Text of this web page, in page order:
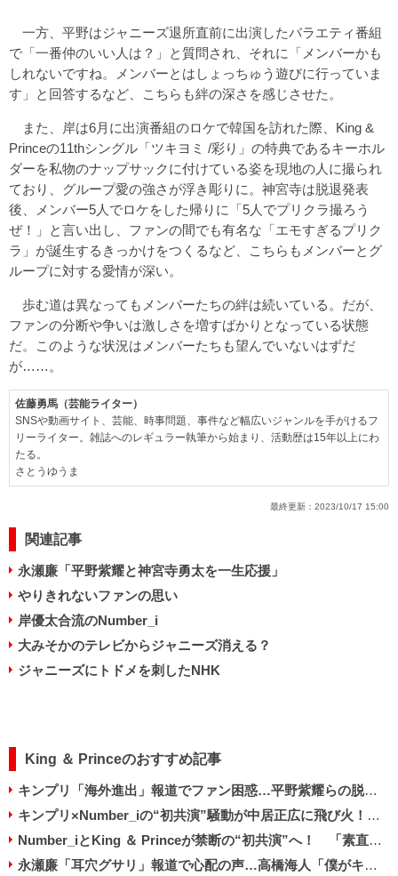
一方、平野はジャニーズ退所直前に出演したバラエティ番組
で「一番仲のいい人は？」と質問され、それに「メンバーかも
しれないですね。メンバーとはしょっちゅう遊びに行っていま
す」と回答するなど、こちらも絆の深さを感じさせた。
また、岸は6月に出演番組のロケで韓国を訪れた際、King &
Princeの11thシングル「ツキヨミ /彩り」の特典であるキーホル
ダーを私物のナップサックに付けている姿を現地の人に撮られ
ており、グループ愛の強さが浮き彫りに。神宮寺は脱退発表
後、メンバー5人でロケをした帰りに「5人でプリクラ撮ろう
ぜ！」と言い出し、ファンの間でも有名な「エモすぎるプリク
ラ」が誕生するきっかけをつくるなど、こちらもメンバーとグ
ループに対する愛情が深い。
歩む道は異なってもメンバーたちの絆は続いている。だが、
ファンの分断や争いは激しさを増すばかりとなっている状態
だ。このような状況はメンバーたちも望んでいないはずだ
が……。
佐藤勇馬（芸能ライター）
SNSや動画サイト、芸能、時事問題、事件など幅広いジャンルを手がけるフ
リーライター。雑誌へのレギュラー執筆から始まり、活動歴は15年以上にわ
たる。
さとうゆうま
最終更新： 2023/10/17 15:00
関連記事
永瀬廉「平野紫耀と神宮寺勇太を一生応援」
やりきれないファンの思い
岸優太合流のNumber_i
大みそかのテレビからジャニーズ消える？
ジャニーズにトドメを刺したNHK
King ＆ Princeのおすすめ記事
キンプリ「海外進出」報道でファン困惑…平野紫耀らの脱退経緯ひっくり返る？
キンプリ×Number_iの“初共演”騒動が中居正広に飛び火！ 放送前から苦言続出のワケ
Number_iとKing ＆ Princeが禁断の“初共演”へ！ 「素直に嬉しい」「複雑」とファン賛否
永瀬廉「耳穴グサリ」報道で心配の声…高橋海人「僕がキンプリ守る」宣言で見えた成長